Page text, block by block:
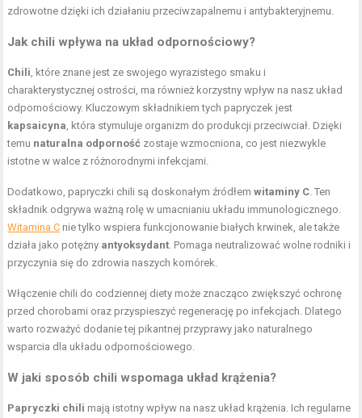
zdrowotne dzięki ich działaniu przeciwzapalnemu i antybakteryjnemu.
Jak chili wpływa na układ odpornościowy?
Chili , które znane jest ze swojego wyrazistego smaku i
charakterystycznej ostrości, ma również korzystny wpływ na nasz układ
odpornościowy. Kluczowym składnikiem tych papryczek jest
kapsaicyna , która stymuluje organizm do produkcji przeciwciał. Dzięki
temu naturalna odporność zostaje wzmocniona, co jest niezwykle
istotne w walce z różnorodnymi infekcjami.
Dodatkowo, papryczki chili są doskonałym źródłemwitaminy C . Ten
składnik odgrywa ważną rolę w umacnianiu układu immunologicznego.
Witamina C nie tylko wspiera funkcjonowanie białych krwinek, ale także
działa jako potężny antyoksydant . Pomaga neutralizować wolne rodniki i
przyczynia się do zdrowia naszych komórek.
Włączenie chili do codziennej diety może znacząco zwiększyć ochronę
przed chorobami oraz przyspieszyć regenerację po infekcjach. Dlatego
warto rozważyć dodanie tej pikantnej przyprawy jako naturalnego
wsparcia dla układu odpornościowego.
W jaki sposób chili wspomaga układ krążenia?
Papryczki chili mają istotny wpływ na nasz układ krążenia. Ich regularne